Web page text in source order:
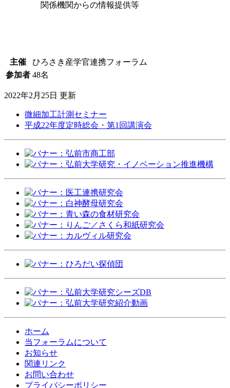
関係機関からの情報提供等
主催
ひろさき産学官連携フォーラム
参加者 48名
2022年2月25日 更新
微細加工計測セミナー
平成22年度定時総会・第1回講演会
ホーム
当フォーラムについて
お知らせ
関連リンク
お問い合わせ
プライバシーポリシー